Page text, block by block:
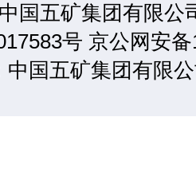
国五矿集团有限公
号 京公网安
中国五矿集团有限